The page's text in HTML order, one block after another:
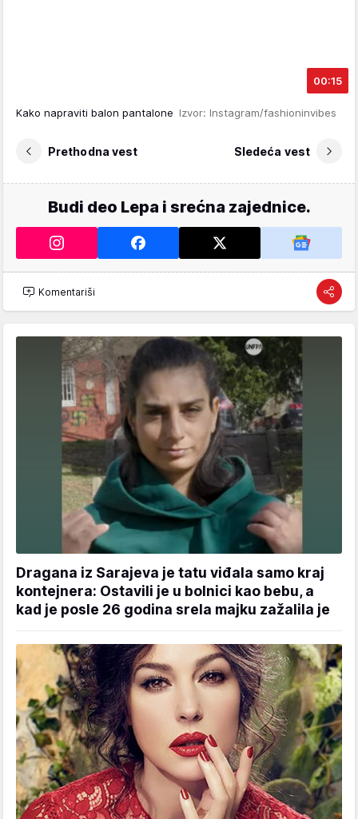
00:15
Kako napraviti balon pantalone Izvor: Instagram/fashioninvibes
Prethodna vest Sledeća vest
Budi deo Lepa i srećna zajednice.
Komentariši
Dragana iz Sarajeva je tatu viđala samo kraj
kontejnera: Ostavili je u bolnici kao bebu, a
kad je posle 26 godina srela majku zažalila je